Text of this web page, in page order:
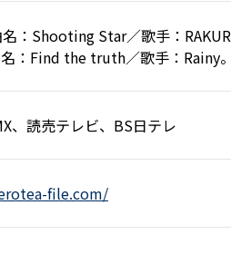
名：Shooting Star／歌手：
名：Find the truth／歌手：Rainy
、読売テレビ、BS日テレ
file.com/